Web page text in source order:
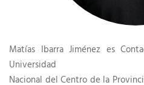
Matías Ibarra Jiménez es
Universidad
Nacional del Centro de la